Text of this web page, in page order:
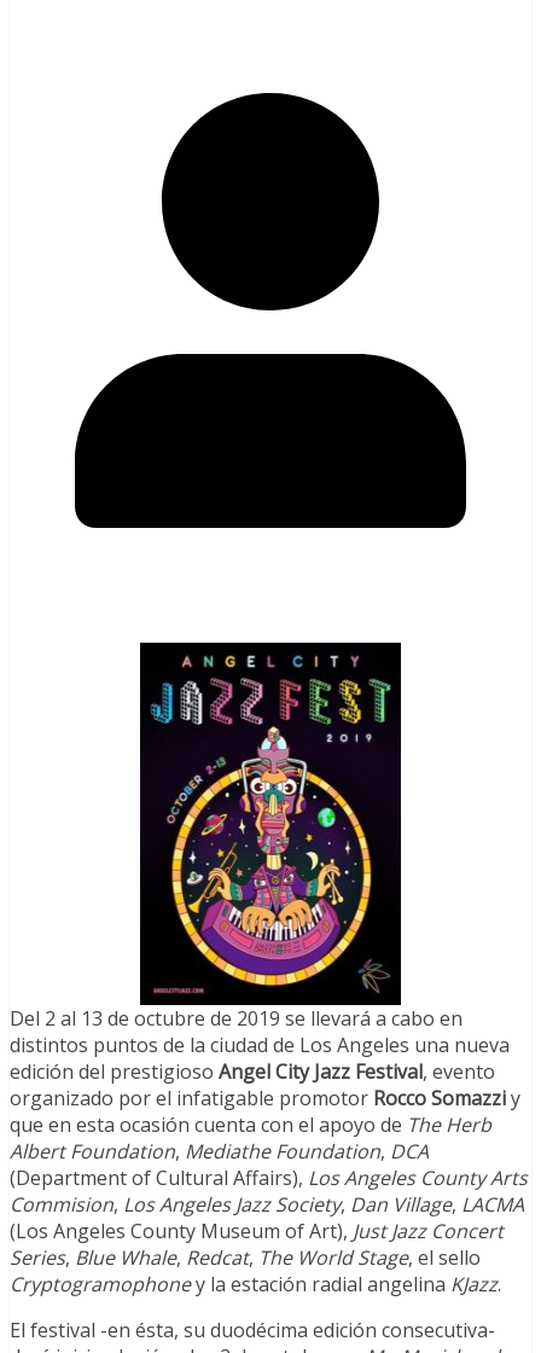
Del 2 al 13 de octubre de 2019 se llevará a cabo en
distintos puntos de la ciudad de Los Angeles una nueva
edición del prestigioso Angel City Jazz Festival, evento
organizado por el infatigable promotor Rocco Somazziy
que en esta ocasión cuenta con el apoyo de The Herb
Albert Foundation, Mediathe Foundation, DCA
(Department of Cultural Affairs), Los Angeles County Arts
Commision, Los Angeles Jazz Society, Dan Village, LACMA
(Los Angeles County Museum of Art), Just Jazz Concert
Series, Blue Whale, Redcat, The World Stage, el sello
Cryptogramophoney la estación radial angelina KJazz.
El festival -en ésta, su duodécima edición consecutiva-